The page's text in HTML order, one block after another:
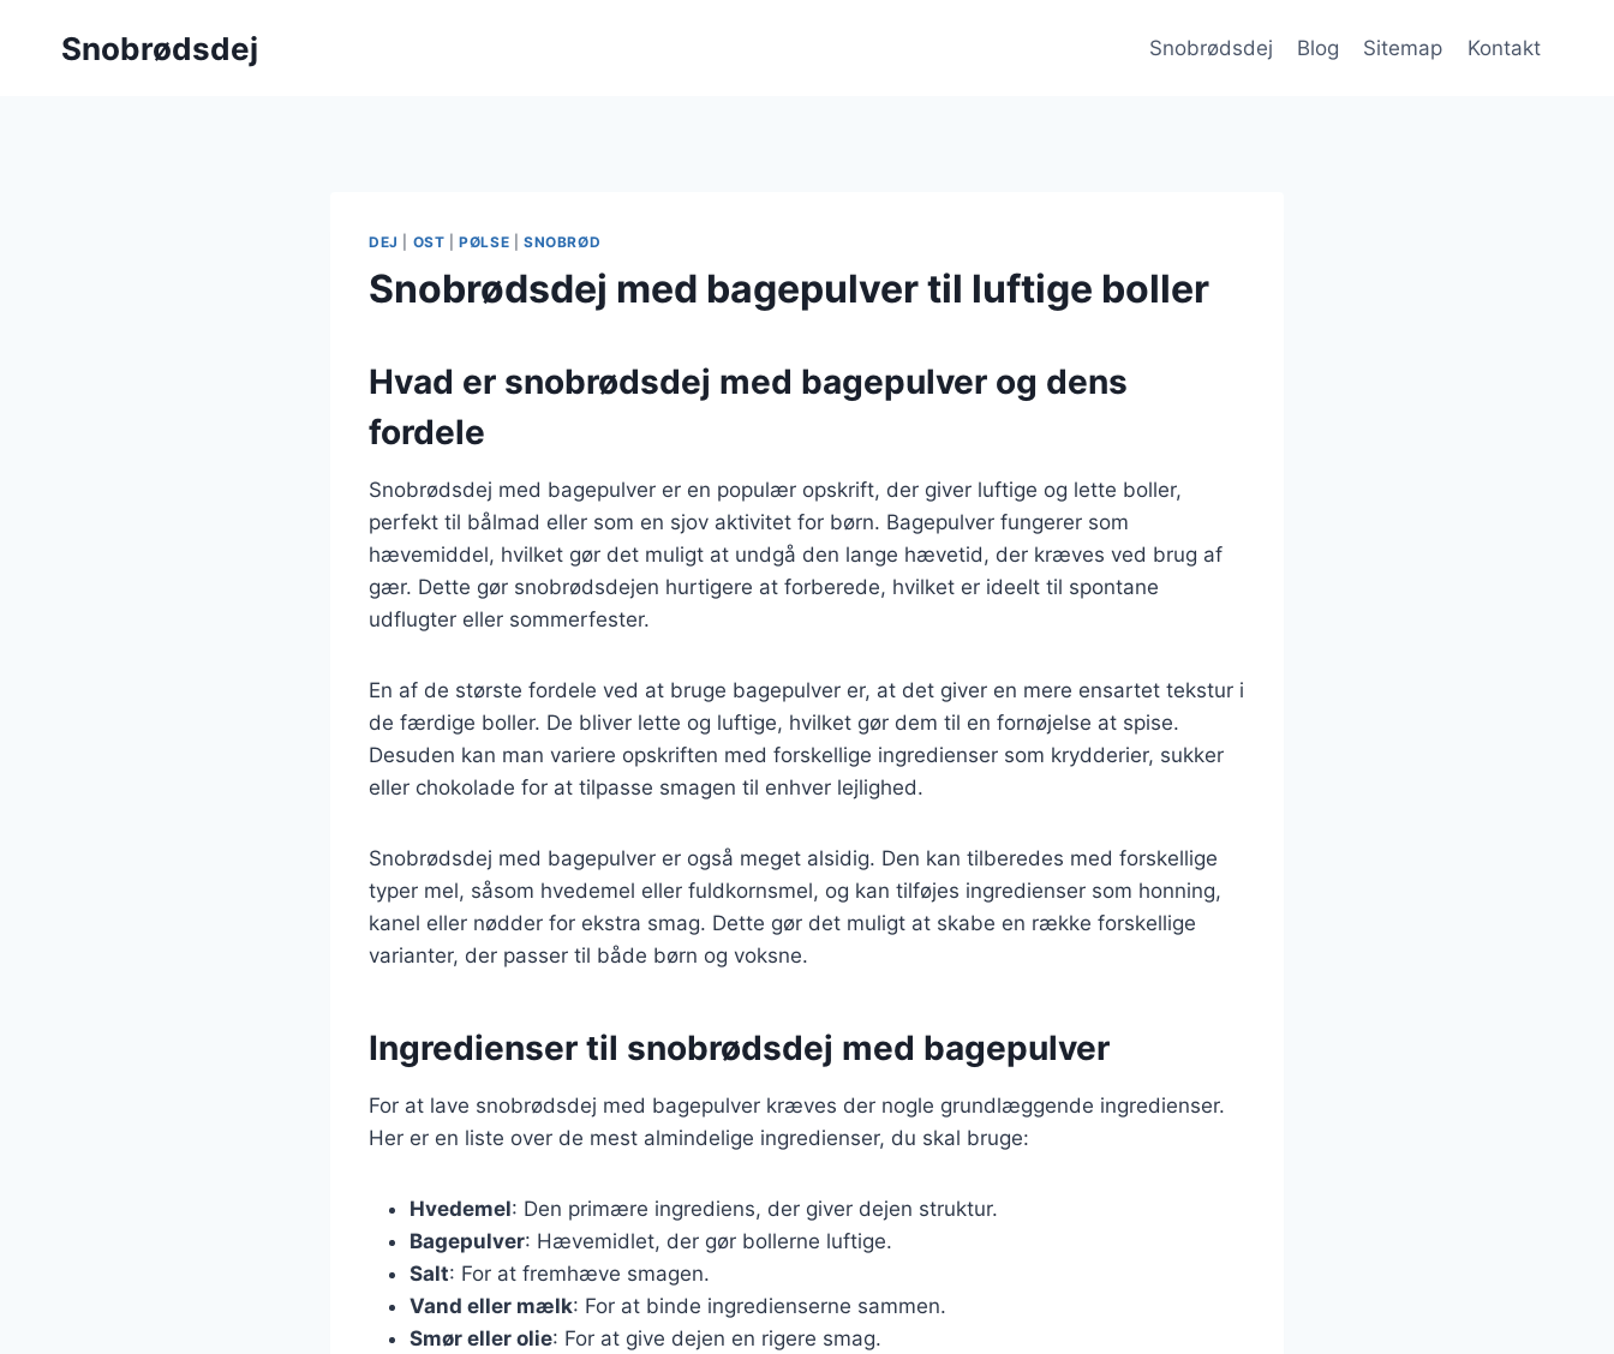
Snobrødsdej Snobrødsdej Blog Sitemap Kontakt
DEJ OST |PØLSE SNOBRØD
Snobrødsdej med bagepulver til luftige boller
Hvad er snobrødsdej med bagepulver og dens
fordele
Snobrødsdej med bagepulver er en populær opskrift, der giver luftige og lette boller,
perfekt til bålmad eller som en sjov aktivitet for børn. Bagepulver fungerer som
hævemiddel, hvilket gør det muligt at undgå den lange hævetid, der kræves ved brug af
gær. Dette gør snobrødsdejen hurtigere at forberede, hvilket er ideelt til spontane
udflugter eller sommerfester.
En af de største fordele ved at bruge bagepulver er, at det giver en mere ensartet tekstur i
de færdige boller. De bliver lette og luftige, hvilket gør dem til en fornøjelse at spise.
Desuden kan man variere opskriften med forskellige ingredienser som krydderier, sukker
eller chokolade for at tilpasse smagen til enhver lejlighed.
Snobrødsdej med bagepulver er også meget alsidig. Den kan tilberedes med forskellige
typer mel, såsom hvedemel eller fuldkornsmel, og kan tilføjes ingredienser som honning,
kanel eller nødder for ekstra smag. Dette gør det muligt at skabe en række forskellige
varianter, der passer til både børn og voksne.
Ingredienser til snobrødsdej med bagepulver
For at lave snobrødsdej med bagepulver kræves der nogle grundlæggende ingredienser.
Her er en liste over de mest almindelige ingredienser, du skal bruge:
Hvedemel: Den primære ingrediens, der giver dejen struktur.
Bagepulver: Hævemidlet, der gør bollerne luftige.
Salt: For at fremhæve smagen.
Vand eller mælk: For at binde ingredienserne sammen.
Smør eller olie: For at give dejen en rigere smag.